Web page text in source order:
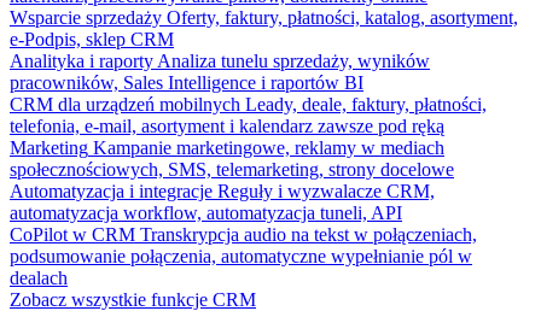
Wsparcie sprzedaży Oferty, faktury, płatności, katalog, asortyment,
e-Podpis, sklep CRM
Analityka i raporty Analiza tunelu sprzedaży, wyników
pracowników, Sales Intelligence i raportów BI
CRM dla urządzeń mobilnych Leady, deale, faktury, płatności,
telefonia, e-mail, asortyment i kalendarz zawsze pod ręką
Marketing Kampanie marketingowe, reklamy w mediach
społecznościowych, SMS, telemarketing, strony docelowe
Automatyzacja i integracje Reguły i wyzwalacze CRM,
automatyzacja workflow, automatyzacja tuneli, API
CoPilot w CRM Transkrypcja audio na tekst w połączeniach,
podsumowanie połączenia, automatyczne wypełnianie pól w
dealach
Zobacz wszystkie funkcje CRM